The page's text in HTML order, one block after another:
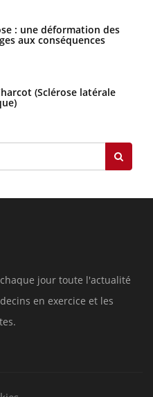
: une déformation des
aux conséquences
(Sclérose latérale
jour toute l'actualité
en exercice et les